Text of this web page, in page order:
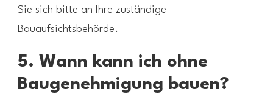
Sie sich bitte an Ihre zuständige
Bauaufsichtsbehörde.
5. Wann kann ich ohne
Baugenehmigung bauen?